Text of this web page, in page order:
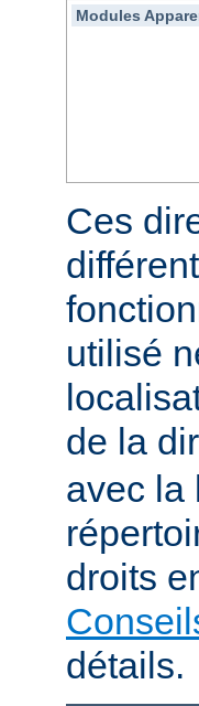
Modules
Ces
utilisé
de la
avec la
droits
détails.